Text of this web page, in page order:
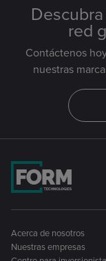
red
Contáctenos
nuestras
Acerca de nosotros
Nuestras empresas